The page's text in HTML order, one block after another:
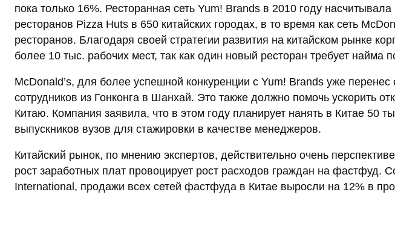
пока только 16%. Ресторанная сеть Yum! Brands в 2010 году
ресторанов Pizza Huts в 650 китайских городах, в то время как сеть
ресторанов. Благодаря своей стратегии развития на китайском рынке
более 10 тыс. рабочих мест, так как один новый ресторан требует найма
McDonald’s, для более успешной конкуренции с Yum! Brands уже
сотрудников из Гонконга в Шанхай. Это также должно помочь ускорить
Китаю. Компания заявила, что в этом году планирует нанять в Китае 50
выпускников вузов для стажировки в качестве менеджеров.
Китайский рынок, по мнению экспертов, действительно очень
рост заработных плат провоцирует рост расходов граждан на фастфуд.
International, продажи всех сетей фастфуда в Китае выросли на 12% в